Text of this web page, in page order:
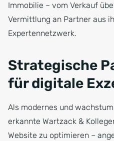
Immobilie – vom Verkauf
Vermittlung an Partner aus
Expertennetzwerk.
Strategische
für digitale
Als modernes und
erkannte Wartzack &
Website zu optimieren –